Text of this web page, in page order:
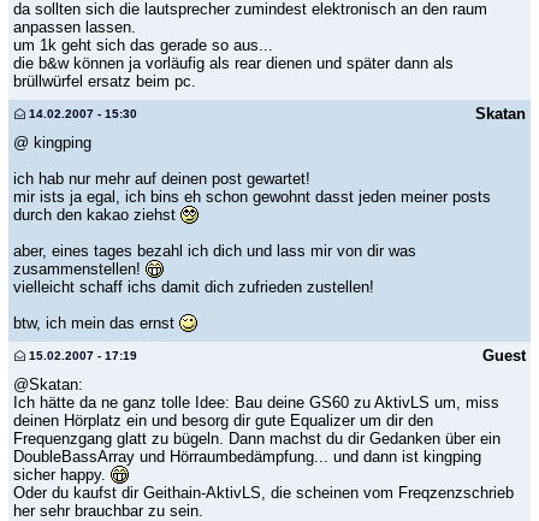
da sollten sich die lautsprecher zumindest elektronisch an den raum
anpassen lassen.
um 1k geht sich das gerade so aus...
die b&w können ja vorläufig als rear dienen und später dann als
brüllwürfel ersatz beim pc.
Skatan
14.02.2007 - 15:30
@ kingping
ich hab nur mehr auf deinen post gewartet!
mir ists ja egal, ich bins eh schon gewohnt dasst jeden meiner posts
durch den kakao ziehst
aber, eines tages bezahl ich dich und lass mir von dir was
zusammenstellen!
vielleicht schaff ichs damit dich zufrieden zustellen!
btw, ich mein das ernst
Guest
15.02.2007 - 17:19
@Skatan:
Ich hätte da ne ganz tolle Idee: Bau deine GS60 zu AktivLS um, miss
deinen Hörplatz ein und besorg dir gute Equalizer um dir den
Frequenzgang glatt zu bügeln. Dann machst du dir Gedanken über ein
DoubleBassArray und Hörraumbedämpfung... und dann ist kingping
sicher happy.
Oder du kaufst dir Geithain-AktivLS, die scheinen vom Freqzenzschrieb
her sehr brauchbar zu sein.